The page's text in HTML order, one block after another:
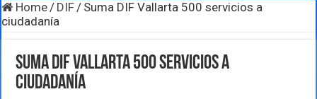
Home / DIF / Suma DIF Vallarta 500 servicios a
ciudadanía
Suma DIF Vallarta 500 servicios a
ciudadanía